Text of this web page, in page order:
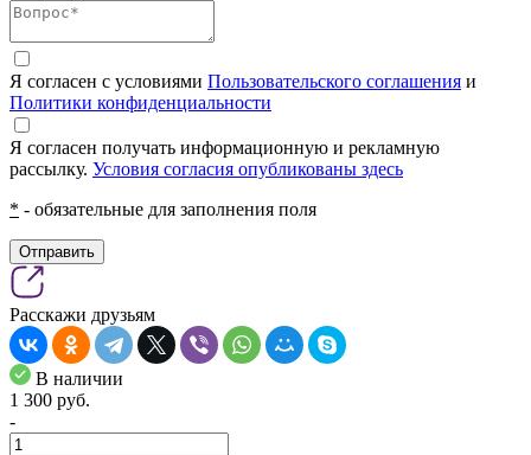
Я согласен с условиями Пользовательского соглашения и
Политики конфиденциальности
Я согласен получать информационную и рекламную
рассылку. Условия согласия опубликованы здесь
* - обязательные для заполнения поля
Отправить
Расскажи друзьям
В наличии
1 300 pуб.
-